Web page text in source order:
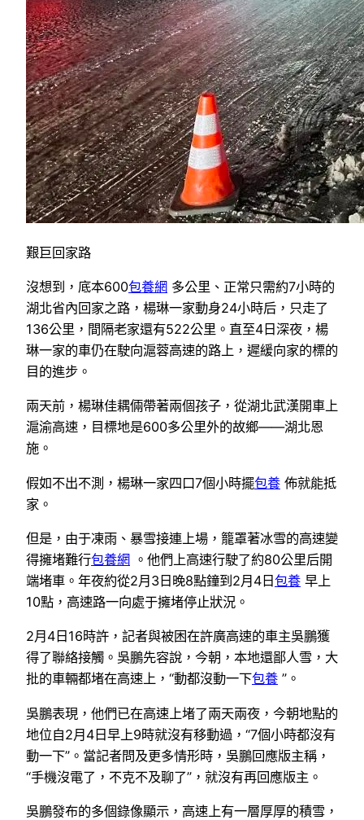
艱巨回家路
沒想到，底本600包養網 多公里、正常只需約7小時的
湖北省內回家之路，楊琳一家動身24小時后，只走了
136公里，間隔老家還有522公里。直至4日深夜，楊
琳一家的車仍在駛向滬蓉高速的路上，遲緩向家的標的
目的進步。
兩天前，楊琳佳耦倆帶著兩個孩子，從湖北武漢開車上
滬渝高速，目標地是600多公里外的故鄉——湖北恩
施。
假如不出不測，楊琳一家四口7個小時擺包養 佈就能抵
家。
但是，由于凍雨、暴雪接連上場，籠罩著冰雪的高速變
得擁堵難行包養網 。他們上高速行駛了約80公里后開
端堵車。年夜約從2月3日晚8點鐘到2月4日包養 早上
10點，高速路一向處于擁堵停止狀況。
2月4日16時許，記者與被困在許廣高速的車主吳鵬獲
得了聯絡接觸。吳鵬先容說，今朝，本地還鄙人雪，大
批的車輛都堵在高速上，“動都沒動一下包養 ”。
吳鵬表現，他們已在高速上堵了兩天兩夜，今朝地點的
地位自2月4日早上9時就沒有移動過，“7個小時都沒有
動一下”。當記者問及更多情形時，吳鵬回應版主稱，
“手機沒電了，不克不及聊了”，就沒有再回應版主。
吳鵬發布的多個錄像顯示，高速上有一層厚厚的積雪，